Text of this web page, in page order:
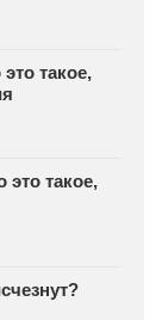
такое,
это такое,